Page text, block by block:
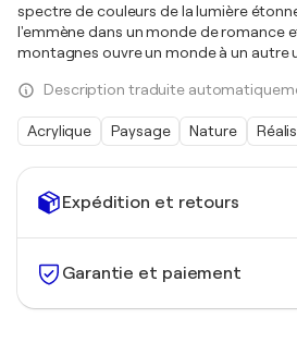
Expédition et retours
Garantie et paiement
spectre de couleurs de la lumière
l'emmène dans un monde de romance
montagnes ouvre un monde à un autre
Description traduite
Acrylique Paysage Nature